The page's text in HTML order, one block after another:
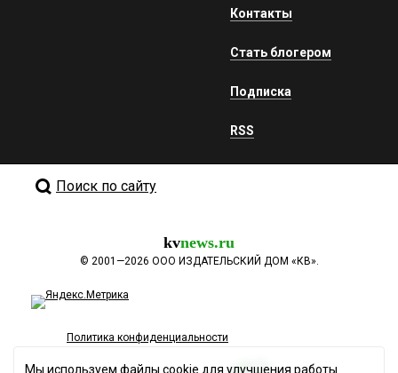
Контакты
Стать блогером
Подписка
RSS
Поиск по сайту
kvnews.ru
© 2001—2026 ООО ИЗДАТЕЛЬСКИЙ ДОМ «КВ».
Политика конфиденциальности
Мы используем файлы cookie для улучшения работы